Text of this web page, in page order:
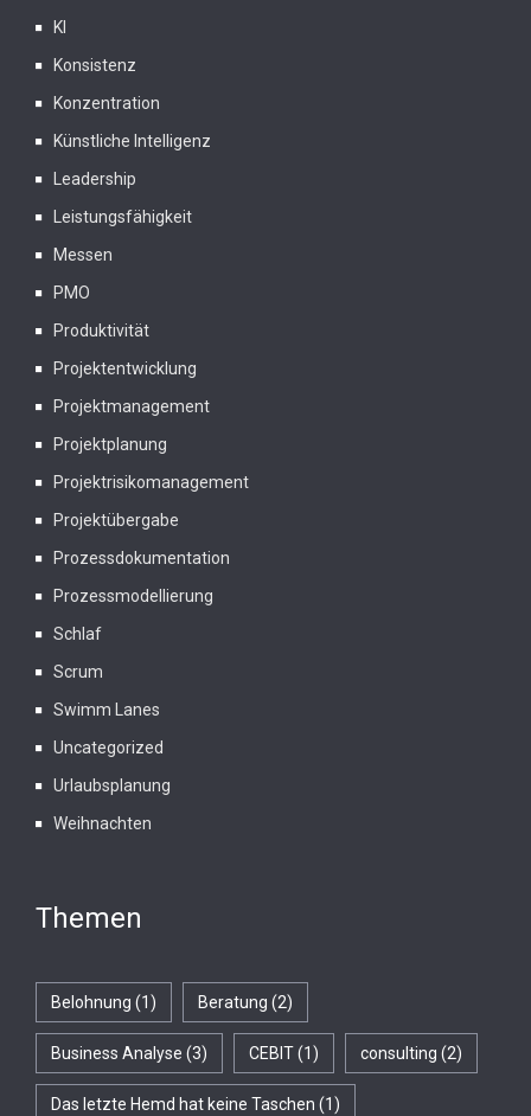
KI
Konsistenz
Konzentration
Künstliche Intelligenz
Leadership
Leistungsfähigkeit
Messen
PMO
Produktivität
Projektentwicklung
Projektmanagement
Projektplanung
Projektrisikomanagement
Projektübergabe
Prozessdokumentation
Prozessmodellierung
Schlaf
Scrum
Swimm Lanes
Uncategorized
Urlaubsplanung
Weihnachten
Themen
Belohnung (1) Beratung (2)
Business Analyse (3) CEBIT(1) consulting (2)
Das letzte Hemd hat keine Taschen (1)